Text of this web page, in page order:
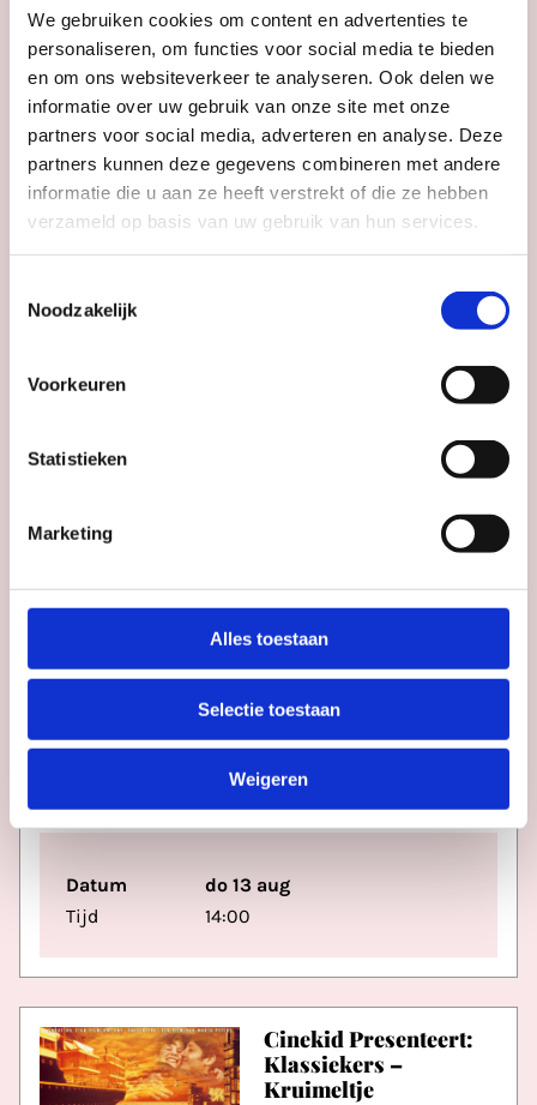
We gebruiken cookies om content en advertenties te
personaliseren, om functies voor social media te bieden
en om ons websiteverkeer te analyseren. Ook delen we
informatie over uw gebruik van onze site met onze
partners voor social media, adverteren en analyse. Deze
partners kunnen deze gegevens combineren met andere
informatie die u aan ze heeft verstrekt of die ze hebben
verzameld op basis van uw gebruik van hun services.
Noodzakelijk
Voorkeuren
Statistieken
Marketing
Alles toestaan
Selectie toestaan
Weigeren
Cinekid Presenteert:
Klassiekers –
Kruimeltje
RONDLEIDINGEN
Verhaal op Zaal: conservator Zenzy
Museum Catharijneconvent
Datum
do 13 aug
Tijd
14:00